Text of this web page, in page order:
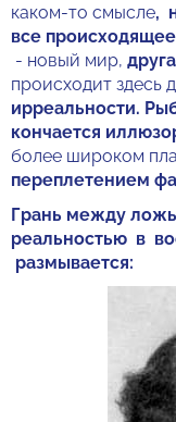
каком-то смысле,
все
- новый мир,
происходит здесь
ирреальности.
кончается
более широком
переплетением
Грань между
реальностью в
размывается: